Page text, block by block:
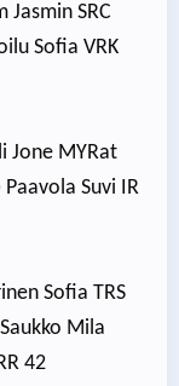
Jasmin SRC
Sofia VRK
Jone MYRat
Suvi IR
Sofia TRS
Mila
42